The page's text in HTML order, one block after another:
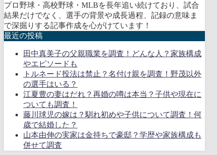
プロ野球・高校野球・MLBを長年追い続けており、試合
結果だけでなく、選手の背景や成長過程、記録の意味ま
で深掘りする記事作成を心がけています！
最近の投稿
田中真美子の父親職業を調査！どんな人？家族構成
やエピソードも
トルネード投法は禁止？名付け親を調査！野茂以外
の選手はいる？
江夏豊の妻はだれ？再婚の噂は本当？子供や現在に
ついても調査！
藤川球児の嫁は？馴れ初めや子供について調査！何
歳で結婚した？
山本由伸の実家は金持ちで豪邸？学歴や家族構成も
併せて調査